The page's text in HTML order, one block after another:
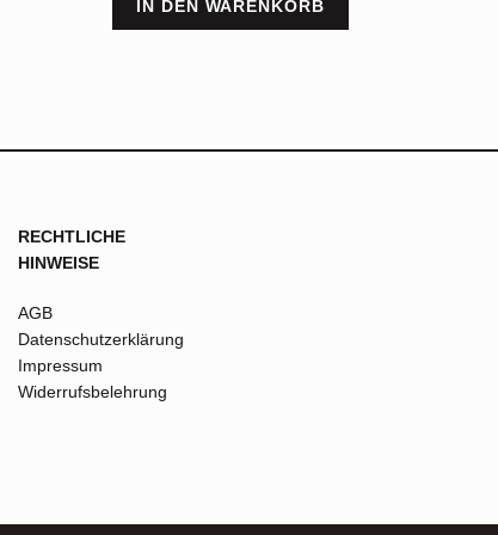
IN DEN WARENKORB
RECHTLICHE
HINWEISE
AGB
Datenschutzerklärung
Impressum
Widerrufsbelehrung